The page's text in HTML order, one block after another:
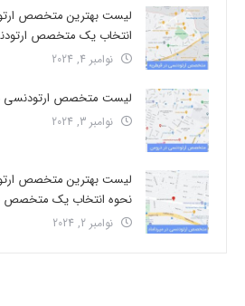
لیست بهترین متخصص
انتخاب یک متخصص
نوامبر 4, 2024
لیست متخصص ارتودنسی
نوامبر 3, 2024
لیست بهترین متخصص
نحوه انتخاب یک
نوامبر 2, 2024